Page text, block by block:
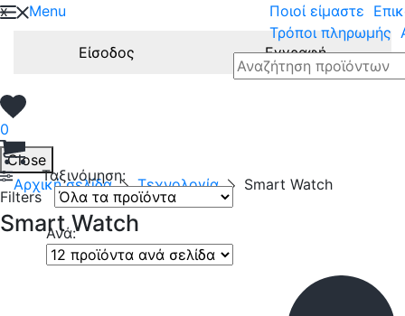
Menu
0
Filters
Ταξινόμηση:
Ανά:
Ποιοί είμαστε
Τρόποι πληρωμής
x
Είσοδος Εγγραφή
Close
Αρχική σελίδα
Τεχνολογία Smart Watch
Smart Watch